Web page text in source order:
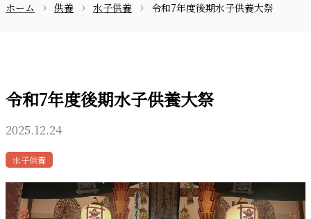
お問合せ
ホーム 供養 水子供養 令和7年度後期水子供養大祭
令和7年度後期水子供養大祭
2025.12.24
水子供養